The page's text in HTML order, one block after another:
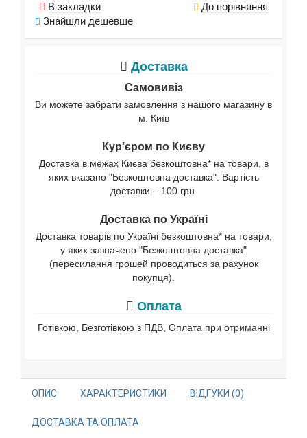
В закладки
До порівняння
Знайшли дешевше
Доставка
Самовивіз
Ви можете забрати замовлення з нашого магазину в
м. Київ
Кур’єром по Києву
Доставка в межах Києва безкоштовна* на товари, в
яких вказано "Безкоштовна доставка". Вартість
доставки – 100 грн.
Доставка по Україні
Доставка товарів по Україні безкоштовна* на товари,
у яких зазначено "Безкоштовна доставка"
(пересилання грошей проводиться за рахунок
покупця).
Оплата
Готівкою, Безготівкою з ПДВ, Оплата при отриманні
ОПИС ХАРАКТЕРИСТИКИ ВІДГУКИ (0)
ДОСТАВКА ТА ОПЛАТА